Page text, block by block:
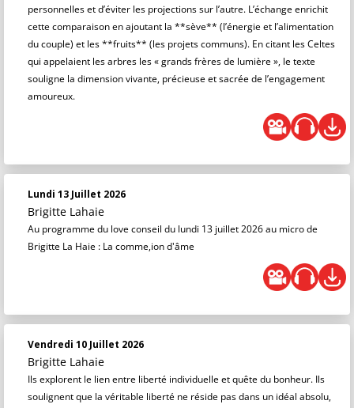
personnelles et d’éviter les projections sur l’autre. L’échange enrichit
cette comparaison en ajoutant la **sève** (l’énergie et l’alimentation
du couple) et les **fruits** (les projets communs). En citant les Celtes
qui appelaient les arbres les « grands frères de lumière », le texte
souligne la dimension vivante, précieuse et sacrée de l’engagement
amoureux.
Lundi 13 Juillet 2026
Brigitte Lahaie
Au programme du love conseil du lundi 13 juillet 2026 au micro de
Brigitte La Haie : La comme,ion d'âme
Vendredi 10 Juillet 2026
Brigitte Lahaie
Ils explorent le lien entre liberté individuelle et quête du bonheur. Ils
soulignent que la véritable liberté ne réside pas dans un idéal absolu,